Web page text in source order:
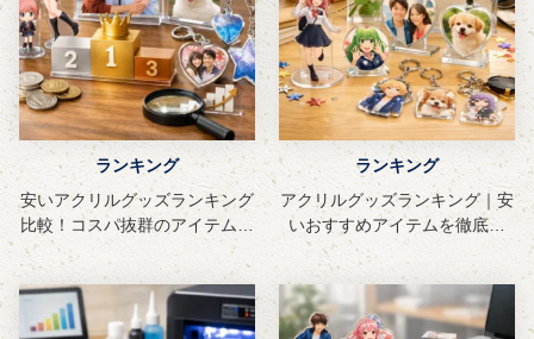
ランキング
安いアクリルグッズランキング
比較！コスパ抜群のアイテムを
紹介
ランキング
アクリルグッズランキング｜安
いおすすめアイテムを徹底解
説！